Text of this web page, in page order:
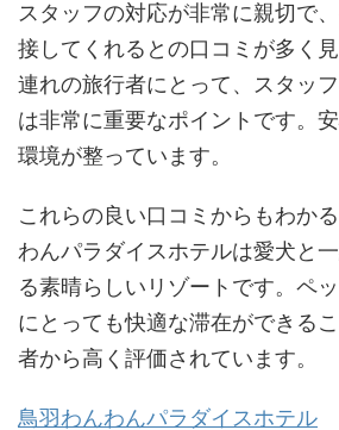
スタッフの対応が非常に親切で
接してくれるとの口コミが多く
連れの旅行者にとって、スタッ
は非常に重要なポイントです。
環境が整っています。
これらの良い口コミからもわか
わんパラダイスホテルは愛犬と
る素晴らしいリゾートです。ペ
にとっても快適な滞在ができる
者から高く評価されています。
鳥羽わんわんパラダイスホテル